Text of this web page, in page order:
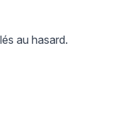
au hasard.